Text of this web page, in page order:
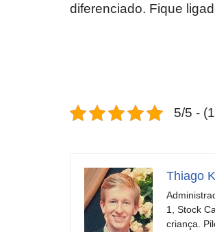
diferenciado. Fique
2025!
de
5/5 -
Thiago
1, Stock
criança.